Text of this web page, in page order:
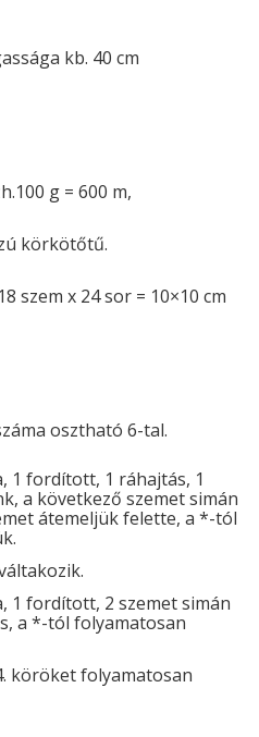
kb. 40 cm
g = 600 m,
körkötőtű.
szem x 24 sor = 10×10 cm
osztható 6-tal.
1 fordított, 1 ráhajtás, 1
a következő szemet simán
átemeljük felette, a *-tól
1 fordított, 2 szemet simán
a *-tól folyamatosan
köröket folyamatosan